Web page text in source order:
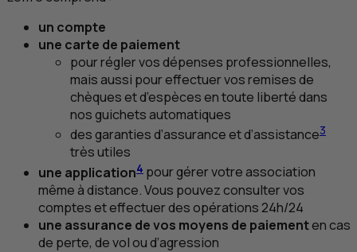
un compte
une carte de paiement
pour régler vos dépenses professionnelles,
mais aussi pour effectuer vos remises de
chèques et d’espèces en toute liberté dans
nos guichets automatiques
des garanties d’assurance et d’assistance3
très utiles
une application4 pour gérer votre association
même à distance. Vous pouvez consulter vos
comptes et effectuer des opérations 24h/24
une assurance de vos moyens de paiementen cas
de perte, de vol ou d’agression